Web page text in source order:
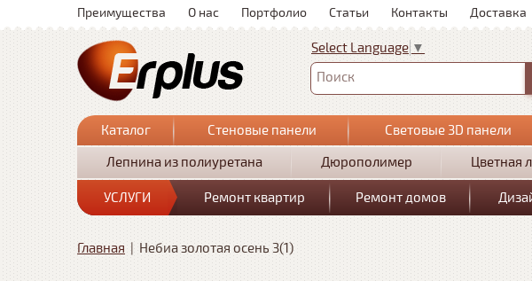
Преимущества О нас Портфолио Статьи Контакты Доставка
Select Language ▼
Поиск
Каталог Стеновые панели Световые 3D панели
Лепнина из полиуретана
Дюрополимер Цветная
УСЛУГИ Ремонт квартир Ремонт домов
Главная | Небиа золотая осень 3(1)